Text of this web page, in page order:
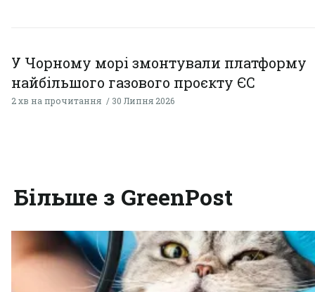
У Чорному морі змонтували платформу
найбільшого газового проєкту ЄС
2 хв на прочитання 30 Липня 2026
Більше з GreenPost